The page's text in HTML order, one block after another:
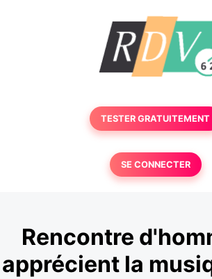
TESTER GRATUITEMENT
SE CONNECTER
Rencontre
apprécient la